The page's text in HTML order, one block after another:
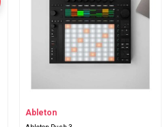
Ableton